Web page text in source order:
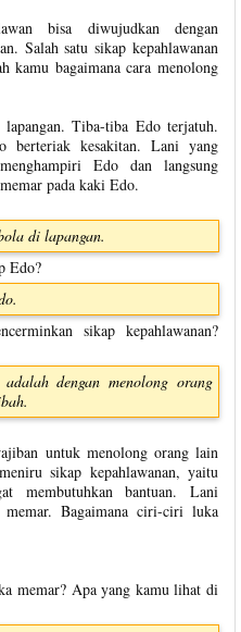
bisa diwujudkan dengan
Salah satu sikap kepahlawanan
kamu bagaimana cara menolong
Tiba-tiba Edo terjatuh.
berteriak kesakitan. Lani yang
Edo dan langsung
pada kaki Edo.
di lapangan.
Edo?
sikap kepahlawanan?
dengan menolong orang
untuk menolong orang lain
sikap kepahlawanan, yaitu
membutuhkan bantuan. Lani
Bagaimana ciri-ciri luka
memar? Apa yang kamu lihat di